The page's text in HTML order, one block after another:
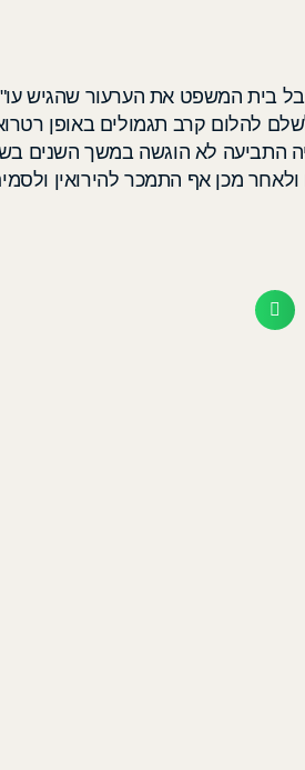
בית המשפט את הערעור שהגיש
להלום קרב תגמולים באופן
התביעה לא הוגשה במשך השנים
מכן אף התמכר להירואין